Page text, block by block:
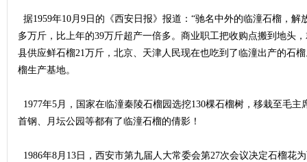
据1959年10月9日的《西安日报》报道：“驰名中外的临潼石榴，
多万斤，比上年的39万斤超产一倍多。商业职工把收购点搬到地头
县供应鲜石榴21万斤，北京、天津人民现在也吃到了临潼出产的石
榴生产基地。
1977年5月，国家在临潼秦陵石榴园选挖130棵石榴树，移栽至毛
首钢、月坛公园等都有了临潼石榴的倩影！
1986年8月13日，西安市第九届人大常委会第27次会议决定石榴花